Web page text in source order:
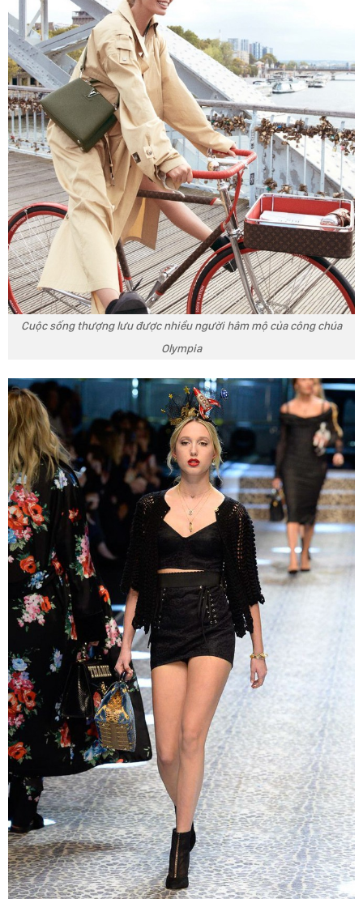
Cuộc sống thượng lưu được nhiều người hâm mộ của công chúa
Olympia